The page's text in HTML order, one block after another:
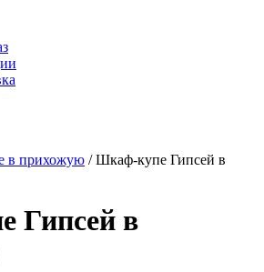
в прихожую / Шкаф-купе Гипсей в
Гипсей в